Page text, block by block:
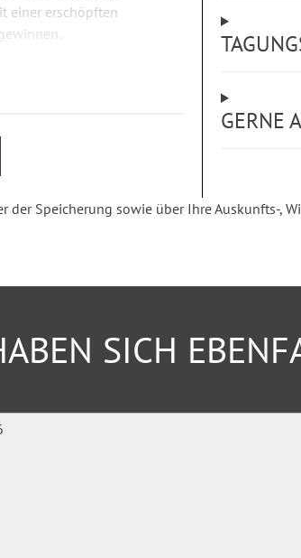
einer erschöpften
GERNE
der Speicherung sowie über Ihre Auskunfts-,
SICH